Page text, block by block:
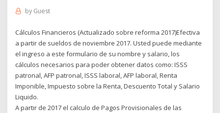
by Guest
Cálculos Financieros (Actualizado sobre reforma 2017)Efectiva
a partir de sueldos de noviembre 2017. Usted puede mediante
el ingreso a este formulario de su nombre y salario, los
cálculos necesarios para poder obtener datos como: ISSS
patronal, AFP patronal, ISSS laboral, AFP laboral, Renta
Imponible, Impuesto sobre la Renta, Descuento Total y Salario
Liquido.
A partir de 2017 el calculo de Pagos Provisionales de las